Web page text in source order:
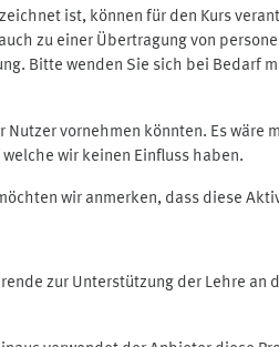
ist, können für den Kurs
zu einer Übertragung von
Bitte wenden Sie sich bei Bedarf
vornehmen könnten. Es wäre
wir keinen Einfluss haben.
wir anmerken, dass diese
zur Unterstützung der Lehre an